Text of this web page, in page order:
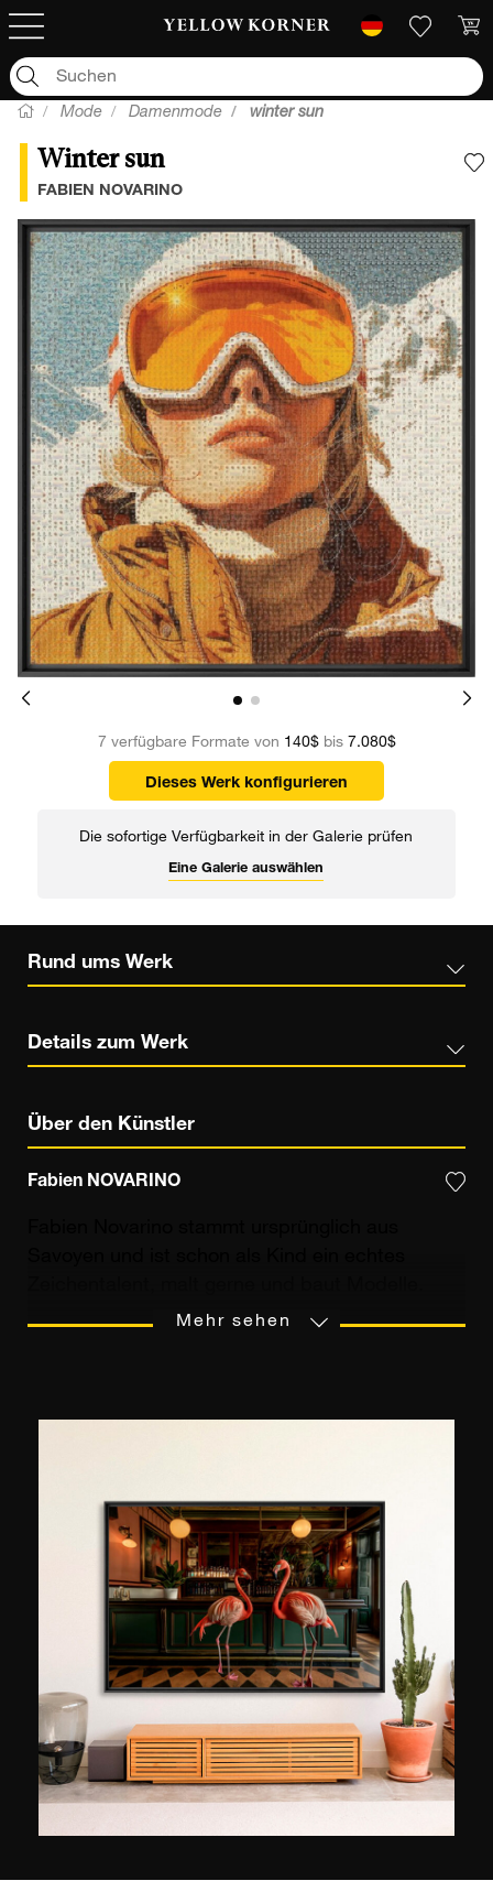
Mode Damenmode winter sun
Winter sun
FABIEN NOVARINO
7 verfügbare Formate von 140$bis 7.080$
Dieses Werk konfigurieren
Die sofortige Verfügbarkeit in der Galerie prüfen
Eine Galerie auswählen
Rund ums Werk
Details zum Werk
Über den Künstler
Fabien NOVARINO
Schließlich zieht er nach Südfrankreich, wo er
Malerei, zu widmen. Zunächst steht er der
provenzalischen Schule nahe, erweitert dann
jedoch sein Erkundungsfeld und interessiert sich
für starke Kontraste, wie New York oder Paris.
Seit 2010 hat er die Staffelei zur Seite geräumt
und integriert Fotografie in seine Werke, indem er
seine malerische Kunst zu einer moderneren
Sprache führt. Heute entwickelt er originelle
grafische Werke im Stil des Neo-Pops, dem
Nachfolger der Pop-Art-Bewegung der 50er
Jahre.
Mehr sehen